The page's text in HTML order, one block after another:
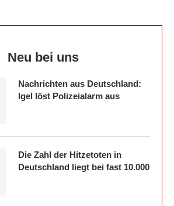
Neu bei uns
Nachrichten aus Deutschland:
Igel löst Polizeialarm aus
Die Zahl der Hitzetoten in
Deutschland liegt bei fast 10.000